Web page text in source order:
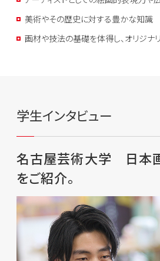
美術やその歴史に対する豊かな知識
画材や技法の基礎を体得し、オリジナ
学生インタビュー
名古屋芸術大学 日本画
をご紹介。